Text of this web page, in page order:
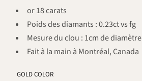
or 18 carats
Poids des diamants : 0.23ct vs fg
Mesure du clou : 1cm de diamètre
Fait à la main à Montréal, Canada
GOLD COLOR